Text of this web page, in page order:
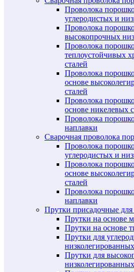
Проволока
углеродистых и
Проволока
высокопрочных
Проволока
теплоустойчивых
сталей
Проволока
основе
сталей
Проволока
основе никелевых
Проволока
наплавки
Сварочная проволока
Проволока
углеродистых и
Проволока
основе
сталей
Проволока
наплавки
Прутки присадочные для
Прутки на основе
Прутки на основе
Прутки для
Прутки для